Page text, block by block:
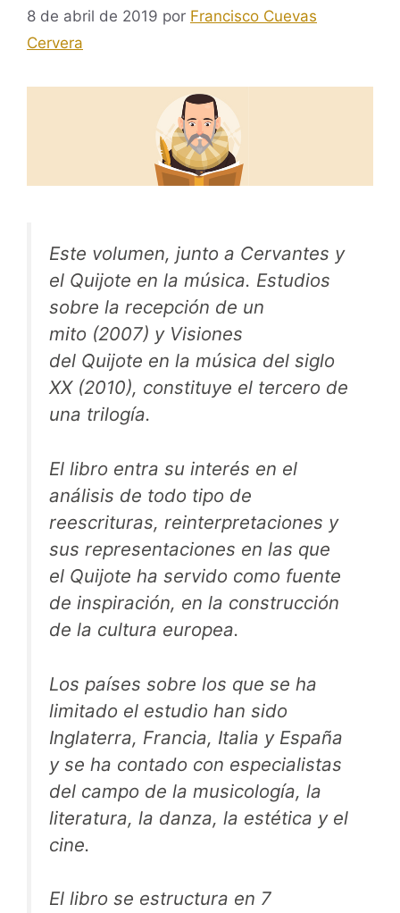
8 de abril de 2019 por Francisco Cuevas
Cervera
Este volumen, junto a Cervantes y
el Quijote en la música. Estudios
sobre la recepción de un
mito (2007) y Visiones
del Quijote en la música del siglo
XX (2010), constituye el tercero de
una trilogía.
El libro entra su interés en el
análisis de todo tipo de
reescrituras, reinterpretaciones y
sus representaciones en las que
el Quijote ha servido como fuente
de inspiración, en la construcción
de la cultura europea.
Los países sobre los que se ha
limitado el estudio han sido
Inglaterra, Francia, Italia y España
y se ha contado con especialistas
del campo de la musicología, la
literatura, la danza, la estética y el
cine.
El libro se estructura en 7